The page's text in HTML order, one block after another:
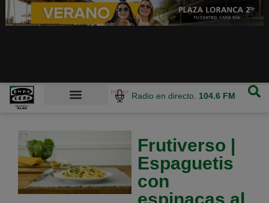
Radio en directo. 104.6 FM
Frutiverso |
Espaguetis
con
espinacas al